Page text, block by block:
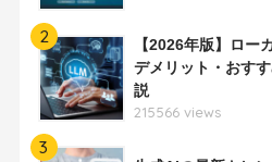
2
【2026年版】ロー
デメリット・おす
説
215566 views
3